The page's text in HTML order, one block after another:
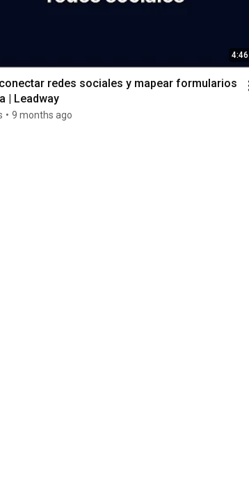
4:46
redes sociales y mapear formularios
| Leadway
• 9 months ago